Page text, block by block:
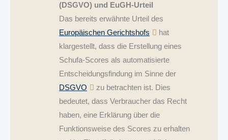
(DSGVO) und EuGH-Urteil
Das bereits erwähnte Urteil des
Europäischen Gerichtshofs
hat
klargestellt, dass die Erstellung eines
Schufa-Scores als automatisierte
Entscheidungsfindung im Sinne der
DSGVO
zu betrachten ist. Dies
bedeutet, dass Verbraucher das Recht
haben, eine Erklärung über die
Funktionsweise des Scores zu erhalten